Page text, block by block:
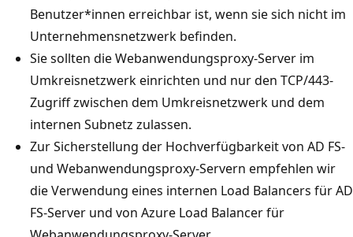
Benutzer*innen erreichbar ist, wenn sie sich nicht im
Unternehmensnetzwerk befinden.
Sie sollten die Webanwendungsproxy-Server im
Umkreisnetzwerk einrichten und nur den TCP/443-
Zugriff zwischen dem Umkreisnetzwerk und dem
internen Subnetz zulassen.
Zur Sicherstellung der Hochverfügbarkeit von AD FS-
und Webanwendungsproxy-Servern empfehlen wir
die Verwendung eines internen Load Balancers für AD
FS-Server und von Azure Load Balancer für